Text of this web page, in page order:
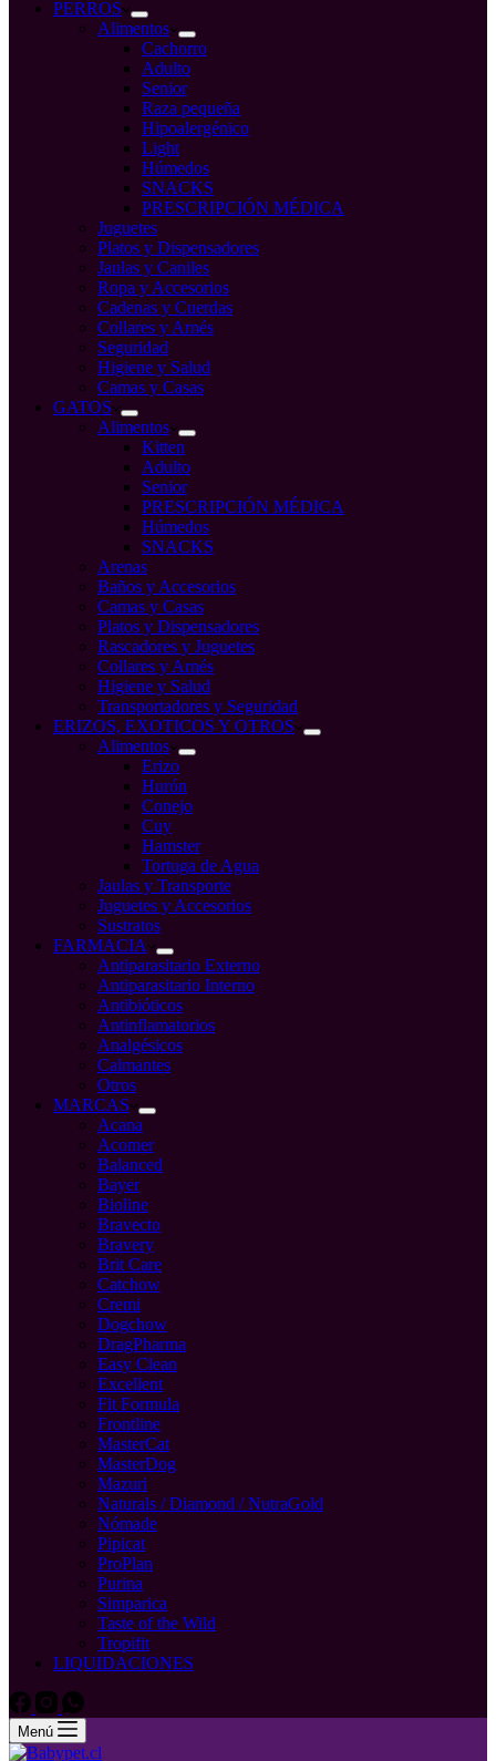
compraPERROS
Alimentos
Cachorro
Adulto
Senior
Raza pequeña
Hipoalergénico
Light
Húmedos
SNACKS
PRESCRIPCIÓN MÉDICA
Juguetes
Platos y Dispensadores
Jaulas y Caniles
Ropa y Accesorios
Cadenas y Cuerdas
Collares y Arnés
Seguridad
Higiene y Salud
Camas y Casas
GATOS
Alimentos
Kitten
Adulto
Senior
PRESCRIPCIÓN MÉDICA
Húmedos
SNACKS
Arenas
Baños y Accesorios
Camas y Casas
Platos y Dispensadores
Rascadores y Juguetes
Collares y Arnés
Higiene y Salud
Transportadores y Seguridad
ERIZOS, EXOTICOS Y OTROS
Alimentos
Erizo
Hurón
Conejo
Cuy
Hamster
Tortuga de Agua
Jaulas y Transporte
Juguetes y Accesorios
Sustratos
FARMACIA
Antiparasitario Externo
Antiparasitario Interno
Antibióticos
Antinflamatorios
Analgésicos
Calmantes
Otros
MARCAS
Acana
Acomer
Balanced
Bayer
Bioline
Bravecto
Bravery
Brit Care
Catchow
Cremi
Dogchow
DragPharma
Easy Clean
Excellent
Fit Formula
Frontline
MasterCat
MasterDog
Mazuri
Naturals / Diamond / NutraGold
Nómade
Pipicat
ProPlan
Purina
Simparica
Taste of the Wild
Tropifit
LIQUIDACIONES
Menú